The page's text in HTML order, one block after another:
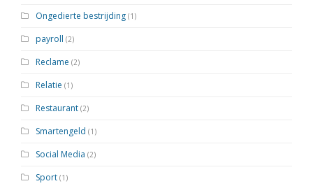
Ongedierte bestrijding (1)
payroll (2)
Reclame (2)
Relatie (1)
Restaurant (2)
Smartengeld (1)
Social Media (2)
Sport (1)